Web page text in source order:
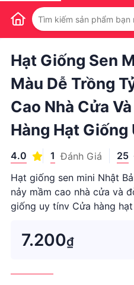
Hạt Giống Sen
Màu Dễ Trồng
Cao Nhà Cửa
Hàng Hạt Giống
4.0 1 Đánh Giá 25
Hạt giống sen mini Nhật
nảy mầm cao nhà cửa và
giống uy tínv Cửa hàng
7.200₫